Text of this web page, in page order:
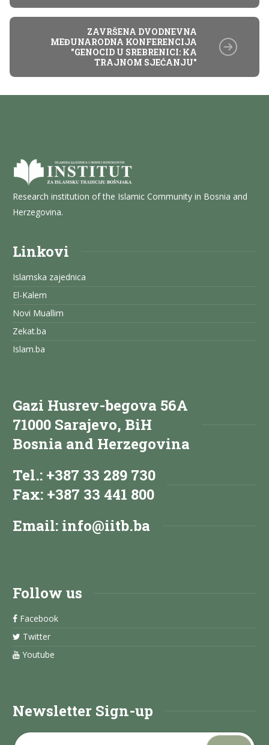
ZAVRŠENA DVODNEVNA
MEĐUNARODNA KONFERENCIJA
"GENOCID U SREBRENICI: KA
TRAJNOM SJEĆANJU"
Research institution of the Islamic Community in Bosnia and
Herzegovina.
Linkovi
Islamska zajednica
El-Kalem
Novi Muallim
Zekat.ba
Islam.ba
Gazi Husrev-begova 56A
71000 Sarajevo, BiH
Bosnia and Herzegovina
Tel.: +387 33 289 730
Fax: +387 33 441 800
Email: info@iitb.ba
Follow us
Facebook
Twitter
Youtube
Newsletter Sign-up